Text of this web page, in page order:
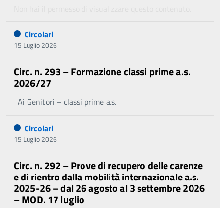
Circolari
15 Luglio 2026
Circ. n. 293 – Formazione classi prime a.s.
2026/27
Ai Genitori – classi prime a.s.
Circolari
15 Luglio 2026
Circ. n. 292 – Prove di recupero delle carenze
e di rientro dalla mobilità internazionale a.s.
2025-26 – dal 26 agosto al 3 settembre 2026
– MOD. 17 luglio